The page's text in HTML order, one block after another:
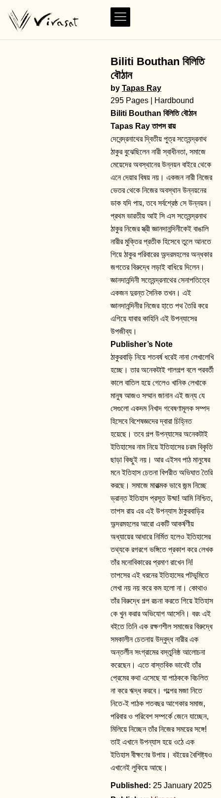
Biliti Bouthan বিলিতি
বৌঠান
by Tapas Ray
295 Pages | Hardbound
Biliti Bouthan বিলিতি বৌঠান
Tapas Ray তাপস রায়
দেবেন্দ্রনাথের দ্বিতীয় পুত্র সত্যেন্দ্রনাথ
ঠাকুর বুঝেছিলেন নারী স্বাধীনতা, সমাজে
মেয়েদের অবস্থানের উন্নয়ন বাইরে থেকে
এনে দেয়ার বিষয় নয়। একজন নারী নিজের
ভেতর থেকে নিজের অবস্থান উন্নয়নের
ডাক যদি পায়, তবে সর্বশ্রেষ্ঠ সে উন্নয়ন।
প্রথম ভারতীয় আই সি এস সত্যেন্দ্রনাথ
ঠাকুর নিজের স্ত্রী জ্ঞানদানন্দিনীকেই বাঙালি
নারীর মুক্তির প্রতীক হিসেবে তুলে আনতে
গিয়ে ঠাকুর পরিবারের অন্দরমহলের অন্ধকার
জগতের বিরুদ্ধে লড়াই বাধিয়ে দিলেন।
জ্ঞানদানন্দিনী সত্যেন্দ্রনাথের সেনাপতিত্বে
একজন দুরন্ত সৈনিক তখন। এই
জ্ঞানদানন্দিনীর নিজের হাতে পথ তৈরি করে
এগিয়ে যাবার কাহিনি এই উপন্যাসের
উপজীব্য।
Publisher’s Note
ঠাকুরবাড়ি নিয়ে শতবর্ষ ধরেই নানা লেখালেখি
হচ্ছে। তার অনেকটাই গালগল্প বলে পরবর্তী
কালে বাতিল হয়ে গেলেও খানিক লেখাকে
মানুষ আজও সম্মান জানান এই জন্য যে
সেগুলো একদম নিখাদ গবেষণামূলক সম্পদ
হিসেবে বিশেষজ্ঞদের দ্বারা চিহ্নিত
হয়েছে। তবে গল্প উপন্যাসের অনেকটাই
ইতিহাসের নাম নিয়ে ইতিহাসের চরম বিকৃতি
ছাড়া কিছুই নয়। আর এইসব পাঠ মানুষের
মনে ইতিহাস চেতনা বিপরীত অভিঘাত তৈরি
করছে। সমাজে মারাত্মক ভাবে জন্ম নিচ্ছে
ভ্রান্ত ইতিহাস প্রসূত উষ্মা! আমি নিশ্চিত,
তাপস রায় এর এই উপন্যাস ঠাকুরবাড়ির
অন্দরমহলের আরো একটি আকর্ষণীয়
অধ্যায়ের আধারে নির্মিত হলেও ইতিহাসের
তথ্যকে রগরগে ভঙ্গিতে প্রকাশ করে লেখক
তাঁর মনোবিকারের প্রমাণ রাখেন নি!
তাপসের এই ধরনের ইতিহাসের পটভূমিতে
লেখা নয় নয় করে কম হলো না। কোথাও
তাঁর বিরুদ্ধে গল্প রচনা করতে গিয়ে ইতিহাস
কে খুন করার অভিযোগ আসেনি। বরং এই
বইতে তিনি এক রক্ষণশীল সমাজের বিরুদ্ধে
সমকালীন চেতনায় উদ্বুদ্ধ নারীর এক
অন্তর্লীন সংগ্রামের বস্তুনিষ্ঠ আলোচনা
করেছেন। এতে বাস্তবিক ভাবেই তাঁর
প্রেমের কথা এসেছে যা পাঠককে বিচলিত
না করে ঋদ্ধ করবে। গল্পের মজা নিতে
নিতে-ই পাঠক শতবছর আগেকার সমাজ,
পরিবার ও পরিবেশ সম্পর্কে জেনে যাচ্ছেন,
মিলিয়ে নিচ্ছেন তাঁর নিজের সময়ের সঙ্গে!
তাই এখানে উপন্যাস হয়ে ওঠে এক
ইতিহাস বীক্ষণের উপায়। বইয়ের বৈশিষ্ট্যও
এখানেই লুকিয়ে আছে।
25 January 2025